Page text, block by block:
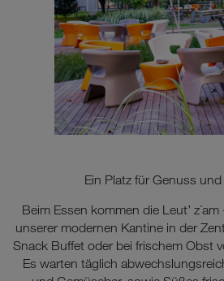
Ein Platz für Genuss
Beim Essen kommen die Leut’
unserer modernen Kantine in der
Snack Buffet oder bei frischem Obst
Es warten täglich